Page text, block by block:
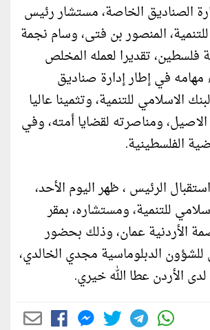
الصناديق الخاصة، مستشار رئيس
المنصور بن فتى، وسام نجمة
فلسطين، تقديرا لعمله المخلص
مهامه في إطار إدارة صناديق
الاسلامي للتنمية، وتثمينا عاليا
الاصيل، ومناصرته لقضايا أمته، وفي
الفلسطينية.
الرئيس ، ظهر اليوم الأحد،
للتنمية، ومستشاره، بمقر
الأردنية عمان، وذلك بحضور
الدبلوماسية مجدي الخالدي،
الأردن عطا الله خيري.